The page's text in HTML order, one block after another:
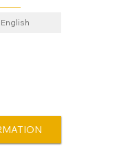
English